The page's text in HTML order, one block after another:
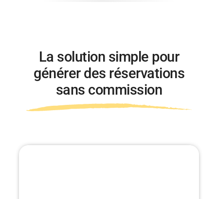
La solution simple pour
générer des réservations
sans commission